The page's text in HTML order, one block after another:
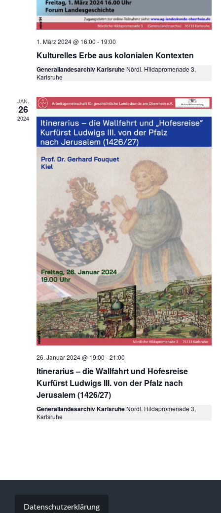
1. März 2024 @ 16:00 - 19:00
Kulturelles Erbe aus kolonialen Kontexten
Generallandesarchiv Karlsruhe Nördl. Hildapromenade 3,
Karlsruhe
JAN.
26
2024
26. Januar 2024 @ 19:00 -21:00
Itinerarius – die Wallfahrt und Hofesreise
Kurfürst Ludwigs III. von der Pfalz nach
Jerusalem (1426/27)
Generallandesarchiv Karlsruhe Nördl. Hildapromenade 3,
Karlsruhe
Datenschutzerklärung